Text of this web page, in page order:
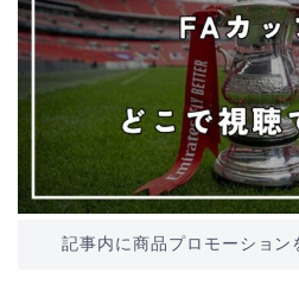
記事内に商品プロモーション